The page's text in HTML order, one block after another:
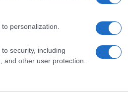
personalization.
security, including
and other user protection.
úgy
fogalmazott : „A
Célunk olyan
széles körét
gyártási kapacitásokat.”